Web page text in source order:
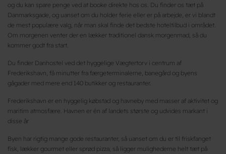
og du kan spare penge ved at booke direkte hos os. Du finder os tæt på
Danmarksgade, og uanset om du holder ferie eller er på arbejde, er vi blandt
de mest populære valg, når man skal finde det bedste hoteltilbud i området.
Om morgenen venter der en lækker traditionel dansk morgenmad, så du
kommer godt fra start.
Du finder Danhostel ved det hyggelige Vægtertorv i centrum af
Frederikshavn, få minutter fra færgeterminalerne, banegård og byens
gågader med mere end 140 butikker og restauranter.
Frederikshavn er en hyggelig købstad og havneby med masser af aktivitet og
maritim atmosfære. Havnen er én af landets største og udvides markant i
disse år
Byen har rigtig mange gode restauranter, så uanset om du er til friskfanget
fisk, lækker gourmet eller sprød pizza, så ligger mulighederne helt tæt på